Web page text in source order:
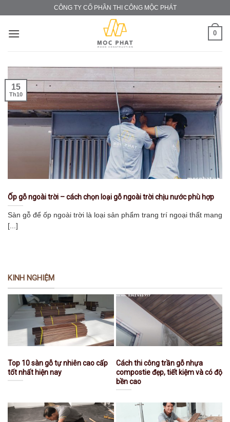
content
CÔNG TY CỔ PHẦN THI CÔNG MỘC PHÁT
0
Ốp gỗ ngoài trời – cách chọn loại gỗ ngoài trời chịu nước phù hợp
Sàn gỗ để ốp ngoài trời là loại sản phẩm trang trí ngoại thất mang
[...]
15
Th10
KINH NGHIỆM
Top 10 sàn gỗ tự nhiên cao cấp
tốt nhất hiện nay
Cách thi công trần gỗ nhựa
compostie đẹp, tiết kiệm và có độ
bền cao